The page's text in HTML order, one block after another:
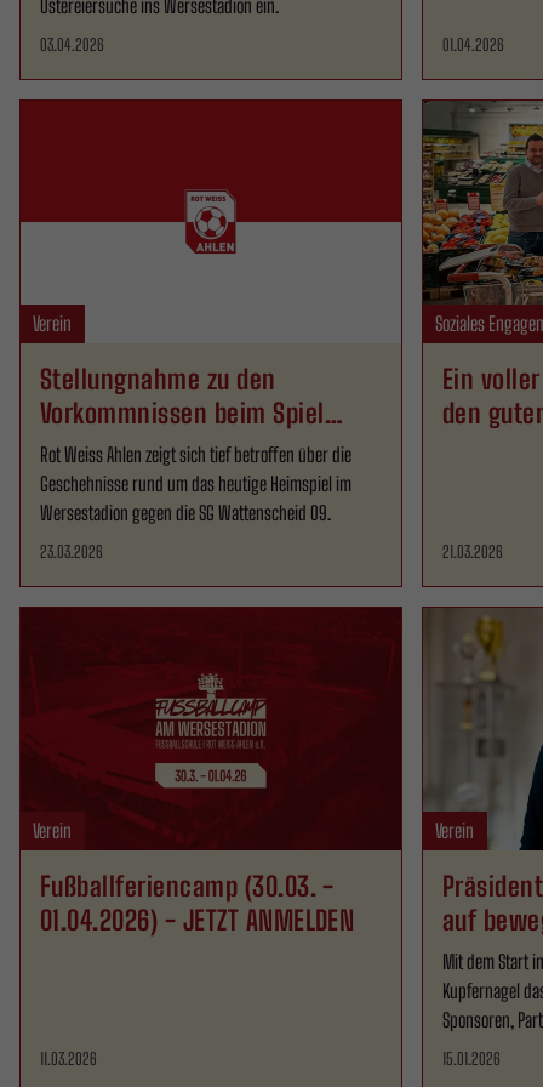
Ostereiersuche ins Wersestadion ein.
03.04.2026 01.04.2026
Verein
Stellungnahme zu den
Vorkommnissen beim Spiel
gegen SGW
Rot Weiss Ahlen zeigt sich tief betroffen über die
Geschehnisse rund um das heutige Heimspiel im
Wersestadion gegen die SG Wattenscheid 09.
23.03.2026
Soziales
Ein
den
21.03.2026
Verein
Fußballferiencamp (30.03. -
01.04.2026) - JETZT ANMELDEN
11.03.2026
Verein
auf
Mit dem Start
Kupfernagel
Sponsoren,
15.01.2026